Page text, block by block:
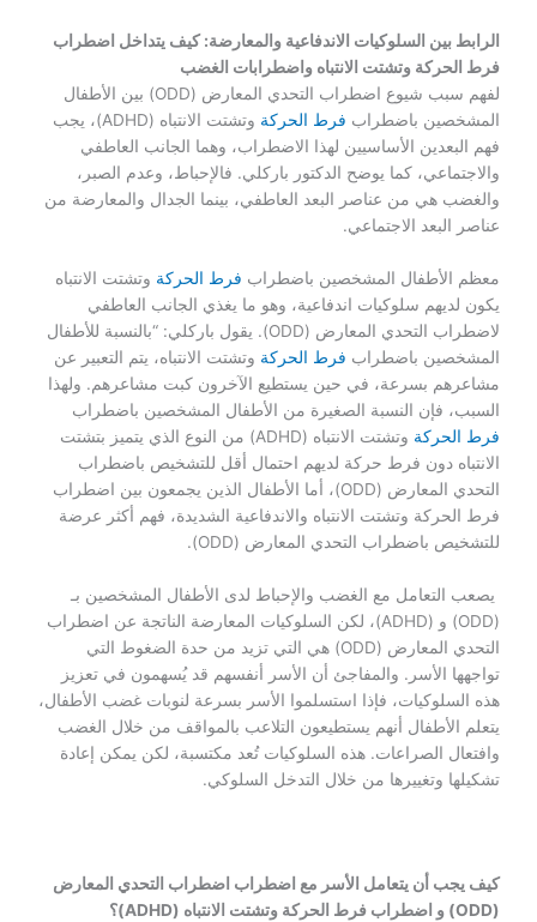
الرابط بين السلوكيات الاندفاعية والمعارضة: كيف يتداخل اضطراب
فرط الحركة وتشتت الانتباه واضطرابات الغضب
لفهم سبب شيوع اضطراب التحدي المعارض (ODD) بين الأطفال
المشخصين باضطراب فرط الحركة
وتشتت الانتباه (ADHD)، يجب
فهم البعدين الأساسيين لهذا الاضطراب، وهما الجانب العاطفي
والاجتماعي، كما يوضح الدكتور باركلي. فالإحباط، وعدم الصبر،
والغضب هي من عناصر البعد العاطفي، بينما الجدال والمعارضة من
عناصر البعد الاجتماعي.
معظم الأطفال المشخصين باضطراب فرط الحركة وتشتت الانتباه
يكون لديهم سلوكيات اندفاعية، وهو ما يغذي الجانب العاطفي
لاضطراب التحدي المعارض (ODD). يقول باركلي: “بالنسبة للأطفال
المشخصين باضطراب فرط الحركة وتشتت الانتباه، يتم التعبير عن
مشاعرهم بسرعة، في حين يستطيع الآخرون كبت مشاعرهم. ولهذا
السبب، فإن النسبة الصغيرة من الأطفال المشخصين باضطراب
فرط الحركة
وتشتت الانتباه (ADHD) من النوع الذي يتميز بتشتت
الانتباه دون فرط حركة لديهم احتمال أقل للتشخيص باضطراب
التحدي المعارض (ODD)، أما الأطفال الذين يجمعون بين اضطراب
فرط الحركة وتشتت الانتباه والاندفاعية الشديدة، فهم أكثر عرضة
للتشخيص باضطراب التحدي المعارض (ODD).
يصعب التعامل مع الغضب والإحباط لدى الأطفال المشخصين بـ
(ODD) و (ADHD)، لكن السلوكيات المعارضة الناتجة عن اضطراب
التحدي المعارض (ODD) هي التي تزيد من حدة الضغوط التي
تواجهها الأسر. والمفاجئ أن الأسر أنفسهم قد يُسهمون في تعزيز
هذه السلوكيات، فإذا استسلموا الأسر بسرعة لنوبات غضب الأطفال،
يتعلم الأطفال أنهم يستطيعون التلاعب بالمواقف من خلال الغضب
وافتعال الصراعات. هذه السلوكيات تُعد مكتسبة، لكن يمكن إعادة
تشكيلها وتغييرها من خلال التدخل السلوكي.
كيف يجب أن يتعامل الأسر مع اضطراب اضطراب التحدي المعارض
(ODD) و اضطراب فرط الحركة وتشتت الانتباه (ADHD)؟